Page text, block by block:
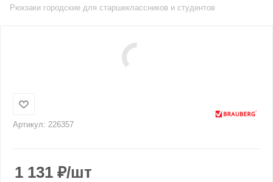
Рюкзаки городские для старшеклассников и студентов
Артикул: 226357
1 131 ₽/шт